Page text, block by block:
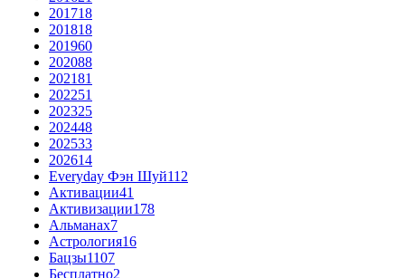
201718
201818
201960
202088
202181
202251
202325
202448
202533
202614
Everyday Фэн Шуй112
Активации41
Активизации178
Альманах7
Астрология16
Бацзы1107
Бесплатно2